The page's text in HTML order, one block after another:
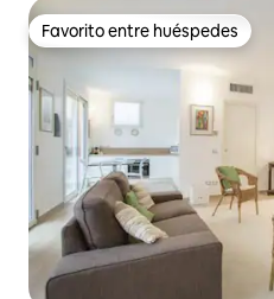
Favorito entre huéspedes
Favorito entre huéspedes